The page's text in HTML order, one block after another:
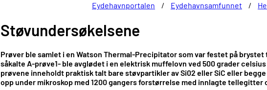
Eydehavnportalen / Eydehavnsamfunnet /
Støvundersøkelsene
Prøver ble samlet i en Watson Thermal-Precipitator som var festet på
såkalte A-prøve1- ble avglødet i en elektrisk muffelovn ved 500 grader
prøvene inneholdt praktisk talt bare støvpartikler av Si02 eller SiC eller
opp under mikroskop med 1200 gangers forstørrelse med innlagte tellegitter